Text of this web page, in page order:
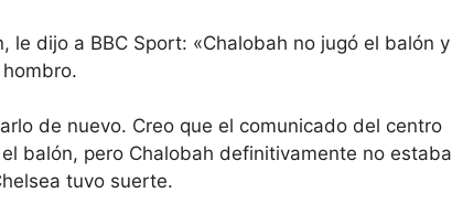
le dijo a BBC Sport: «Chalobah no jugó el balón y
de nuevo. Creo que el comunicado del centro
balón, pero Chalobah definitivamente no estaba
tuvo suerte.